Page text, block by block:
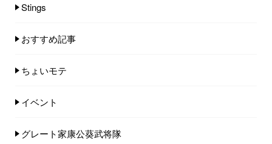
Stings
おすすめ記事
ちょいモテ
イベント
グレート家康公葵武将隊